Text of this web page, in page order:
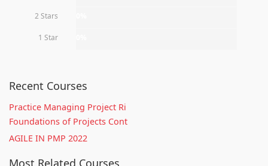
2 Stars
1 Star
Recent Courses
Practice Managing Project Ri
Foundations of Projects Cont
AGILE IN PMP 2022
Most Related Courses